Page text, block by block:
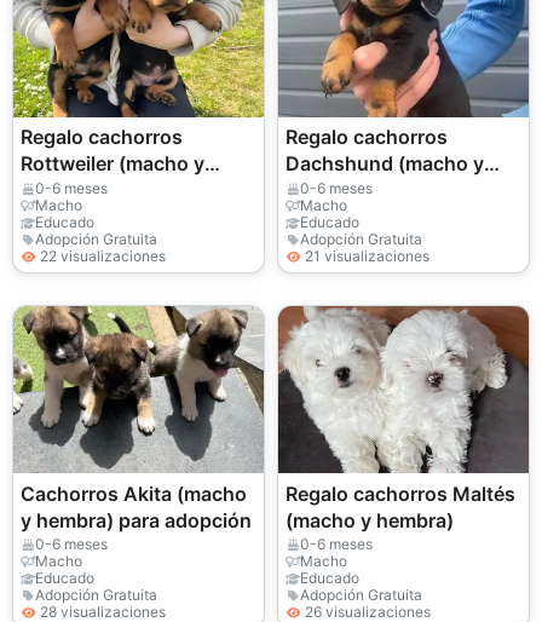
Regalo cachorros
Rottweiler (macho y
hembra)
0-6 meses
Macho
Educado
Adopción Gratuita
22 visualizaciones
Regalo cachorros
Dachshund (macho y
hembra)
0-6 meses
Macho
Educado
Adopción Gratuita
21 visualizaciones
Cachorros Akita (macho
y hembra) para adopción
0-6 meses
Macho
Educado
Adopción Gratuita
28 visualizaciones
Regalo cachorros Maltés
(macho y hembra)
0-6 meses
Macho
Educado
Adopción Gratuita
26 visualizaciones